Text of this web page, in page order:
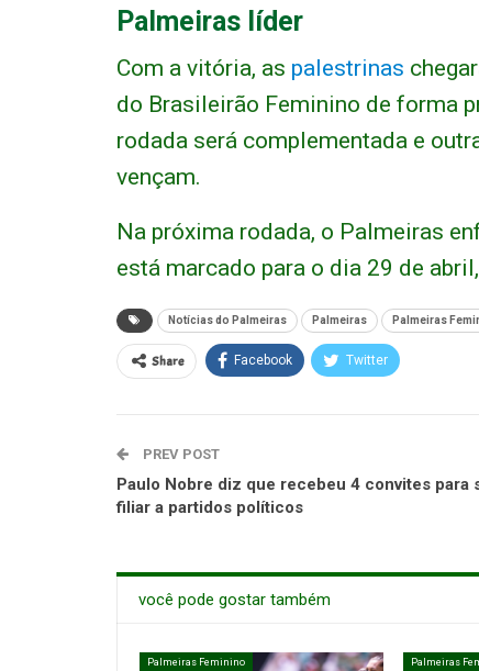
Palmeiras líder
Com a vitória, as palestrinas
do Brasileirão Feminino de forma
rodada será complementada e
vençam.
Na próxima rodada, o Palmeiras
está marcado para o dia 29 de
Notícias do Palmeiras Palmeiras Palmeiras
Share Facebook Twitter
PREV POST
Paulo Nobre diz que recebeu 4 convites para
filiar a partidos políticos
você pode gostar também
Palmeiras Feminino Palmeiras